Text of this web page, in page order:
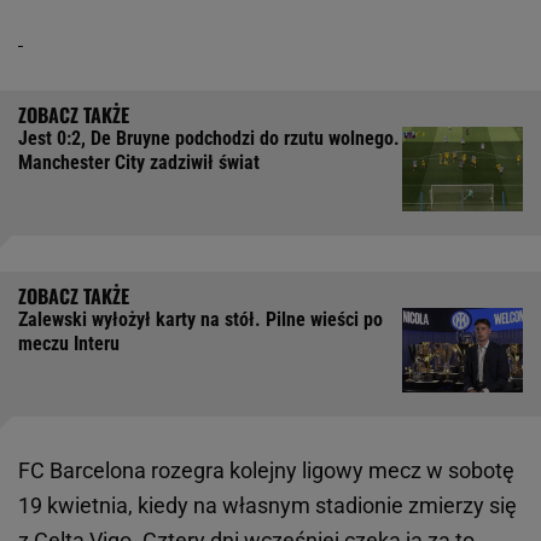
Jest 0:2, De Bruyne podchodzi do rzutu wolnego.
Manchester City zadziwił świat
Zalewski wyłożył karty na stół. Pilne wieści po
meczu Interu
FC Barcelona rozegra kolejny ligowy mecz w sobotę
19 kwietnia, kiedy na własnym stadionie zmierzy się